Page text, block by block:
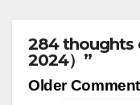
284 thoughts
2024）”
Older